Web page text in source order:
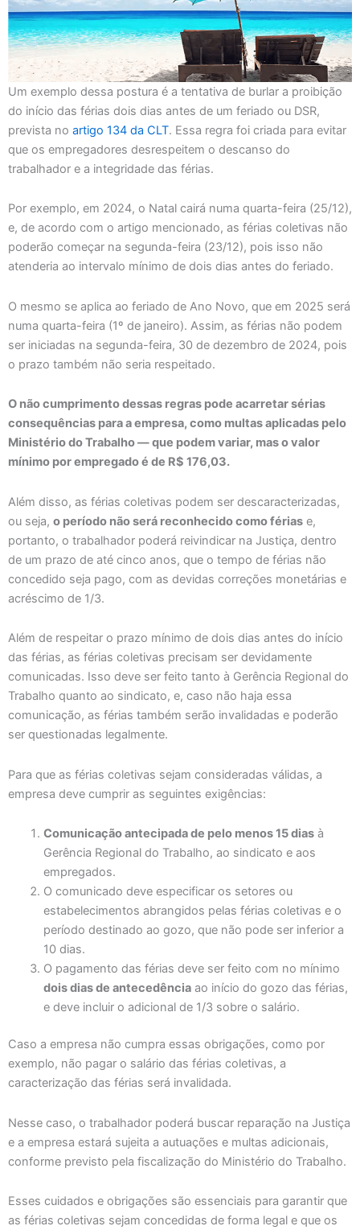
Um exemplo dessa postura é a tentativa de burlar a proibição
do início das férias dois dias antes de um feriado ou DSR,
prevista no artigo 134 da CLT. Essa regra foi criada para evitar
que os empregadores desrespeitem o descanso do
trabalhador e a integridade das férias.
Por exemplo, em 2024, o Natal cairá numa quarta-feira (25/12),
e, de acordo com o artigo mencionado, as férias coletivas não
poderão começar na segunda-feira (23/12), pois isso não
atenderia ao intervalo mínimo de dois dias antes do feriado.
O mesmo se aplica ao feriado de Ano Novo, que em 2025 será
numa quarta-feira (1º de janeiro). Assim, as férias não podem
ser iniciadas na segunda-feira, 30 de dezembro de 2024, pois
o prazo também não seria respeitado.
O não cumprimento dessas regras pode acarretar sérias
consequências para a empresa, como multas aplicadas pelo
Ministério do Trabalho — que podem variar, mas o valor
mínimo por empregado é de R$ 176,03.
Além disso, as férias coletivas podem ser descaracterizadas,
ou seja, o período não será reconhecido como férias e,
portanto, o trabalhador poderá reivindicar na Justiça, dentro
de um prazo de até cinco anos, que o tempo de férias não
concedido seja pago, com as devidas correções monetárias e
acréscimo de 1/3.
Além de respeitar o prazo mínimo de dois dias antes do início
das férias, as férias coletivas precisam ser devidamente
comunicadas. Isso deve ser feito tanto à Gerência Regional do
Trabalho quanto ao sindicato, e, caso não haja essa
comunicação, as férias também serão invalidadas e poderão
ser questionadas legalmente.
Para que as férias coletivas sejam consideradas válidas, a
empresa deve cumprir as seguintes exigências:
Comunicação antecipada de pelo menos 15 diasà
Gerência Regional do Trabalho, ao sindicato e aos
empregados.
O comunicado deve especificar os setores ou
estabelecimentos abrangidos pelas férias coletivas e o
período destinado ao gozo, que não pode ser inferior a
10 dias.
O pagamento das férias deve ser feito com no mínimo
dois dias de antecedênciaao início do gozo das férias,
e deve incluir o adicional de 1/3 sobre o salário.
Caso a empresa não cumpra essas obrigações, como por
exemplo, não pagar o salário das férias coletivas, a
caracterização das férias será invalidada.
Nesse caso, o trabalhador poderá buscar reparação na Justiça
e a empresa estará sujeita a autuações e multas adicionais,
conforme previsto pela fiscalização do Ministério do Trabalho.
Esses cuidados e obrigações são essenciais para garantir que
as férias coletivas sejam concedidas de forma legal e que os